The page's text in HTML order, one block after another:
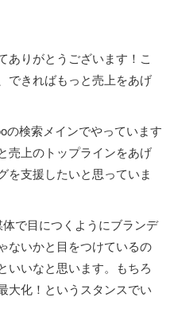
ありがとうございます！こ
できればもっと売上をあげ
の検索メインでやっています
売上のトップラインをあげ
を支援したいと思っていま
で目につくようにブランデ
ないかと目をつけているの
いいなと思います。もちろ
大化！というスタンスでい